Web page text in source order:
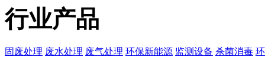
行业产品
固废处理 废水处理 废气处理 环保新能源 监测设备 杀菌消毒